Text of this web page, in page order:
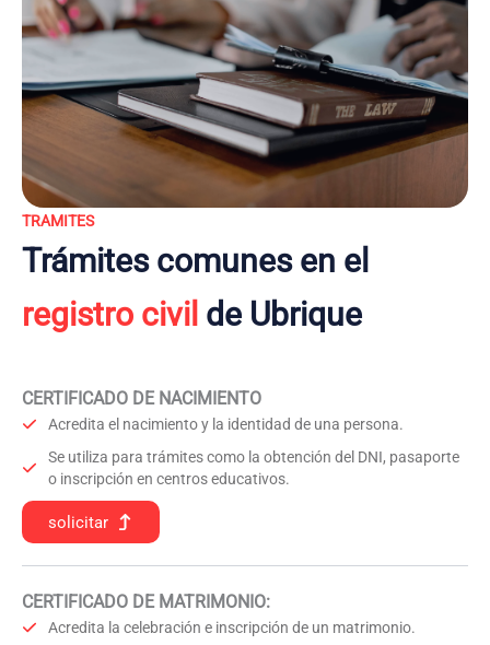
TRAMITES
Trámites comunes en el
registro civil de Ubrique
CERTIFICADO DE NACIMIENTO
Acredita el nacimiento y la identidad de una persona.
Se utiliza para trámites como la obtención del DNI, pasaporte
o inscripción en centros educativos.
solicitar
CERTIFICADO DE MATRIMONIO:
Acredita la celebración e inscripción de un matrimonio.